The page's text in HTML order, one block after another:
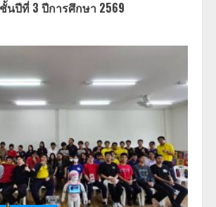
นปีที่ 3 ปีการศึกษา 2569